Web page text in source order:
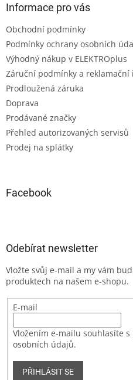
Informace pro vás
Obchodní podmínky
Podmínky ochrany osobních
Výhodný nákup v ELEKTROplus
Záruční podmínky a reklamační
Prodloužená záruka
Doprava
Prodávané značky
Přehled autorizovaných servisů
Prodej na splátky
Facebook
Odebírat newsletter
Vložte svůj e-mail a my vám
produktech na našem e-shopu.
E-mail
Vložením e-mailu souhlasíte
osobních údajů.
PŘIHLÁSIT SE